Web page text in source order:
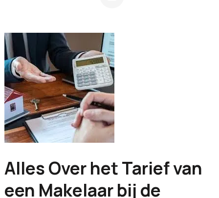
Alles Over het Tarief van
een Makelaar bij de